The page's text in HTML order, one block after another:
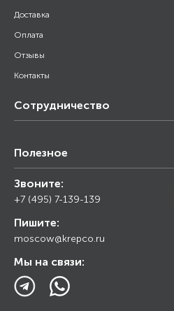
Доставка
Оплата
Отзывы
Контакты
Сотрудничество
Снабжение строительства
Торговым организациям
Полезное
Калькулятор
Прайс лист
Ответы на вопросы
Блог
Звоните:
+7 (495) 7-139-139
Пишите:
moscow@krepco.ru
Мы на связи: